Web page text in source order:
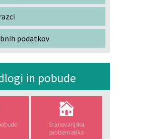
podatkov
in pobude
Stanovanjska
problematika